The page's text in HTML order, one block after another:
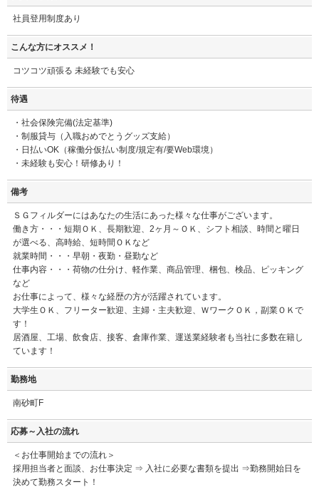
社員登用制度あり
こんな方にオススメ！
コツコツ頑張る 未経験でも安心
待遇
・社会保険完備(法定基準)
・制服貸与（入職おめでとうグッズ支給）
・日払いOK（稼働分仮払い制度/規定有/要Web環境）
・未経験も安心！研修あり！
備考
ＳＧフィルダーにはあなたの生活にあった様々な仕事がございます。
働き方・・・短期ＯＫ、長期歓迎、2ヶ月～ＯＫ、シフト相談、時間と曜日
が選べる、高時給、短時間ＯＫなど
就業時間・・・早朝・夜勤・昼勤など
仕事内容・・・荷物の仕分け、軽作業、商品管理、梱包、検品、ピッキング
など
お仕事によって、様々な経歴の方が活躍されています。
大学生ＯＫ、フリーター歓迎、主婦・主夫歓迎、ＷワークＯＫ，副業ＯＫで
す！
居酒屋、工場、飲食店、接客、倉庫作業、運送業経験者も当社に多数在籍し
ています！
勤務地
南砂町F
応募～入社の流れ
＜お仕事開始までの流れ＞
採用担当者と面談、お仕事決定 ⇒ 入社に必要な書類を提出 ⇒勤務開始日を
決めて勤務スタート！